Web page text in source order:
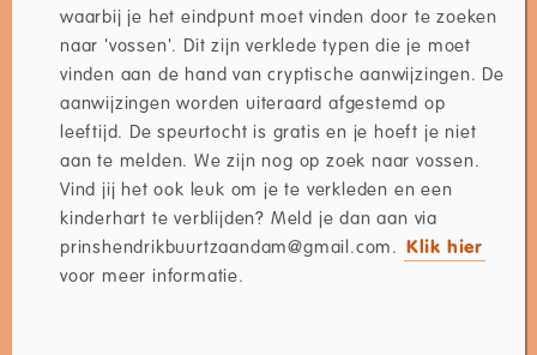
waarbij je het eindpunt moet vinden door te zoeken
naar 'vossen'. Dit zijn verklede typen die je moet
vinden aan de hand van cryptische aanwijzingen. De
aanwijzingen worden uiteraard afgestemd op
leeftijd. De speurtocht is gratis en je hoeft je niet
aan te melden. We zijn nog op zoek naar vossen.
Vind jij het ook leuk om je te verkleden en een
kinderhart te verblijden? Meld je dan aan via
prinshendrikbuurtzaandam@gmail.com. Klik hier
voor meer informatie.